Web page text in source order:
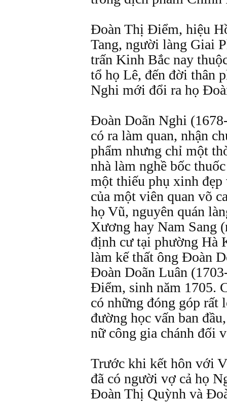
Đoàn Thị Điểm, hiệu
Tang, người làng Giai
trấn Kinh Bắc nay
tổ họ Lê, đến đời thân
Nghi mới đổi ra họ
Đoàn Doãn Nghi
có ra làm quan, nhận
phẩm nhưng chỉ một
nhà làm nghề bốc
một thiếu phụ xinh
của một viên quan võ
họ Vũ, nguyên quán
Xương hay Nam Sang
định cư tại phường Hà
làm kế thất ông Đoàn
Đoàn Doãn Luân
Điểm, sinh năm 1705.
có những đóng góp rất
đường học vấn ban
nữ công gia chánh đối
Trước khi kết hôn với
đã có người vợ cả họ
Đoàn Thị Quỳnh và